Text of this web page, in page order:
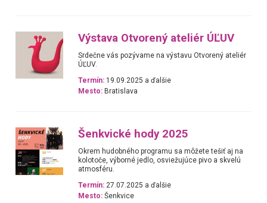
Výstava Otvorený ateliér ÚĽUV
Srdečne vás pozývame na výstavu Otvorený ateliér
ÚĽUV.
Termín: 19.09.2025 a ďalšie
Mesto: Bratislava
Šenkvické hody 2025
Okrem hudobného programu sa môžete tešiť aj na
kolotoče, výborné jedlo, osviežujúce pivo a skvelú
atmosféru.
Termín: 27.07.2025 a ďalšie
Mesto: Šenkvice